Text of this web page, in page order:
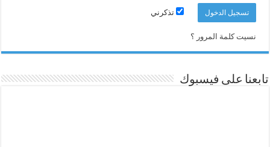
تذكرني
نسيت كلمة المرور ؟
تابعنا على فيسبوك